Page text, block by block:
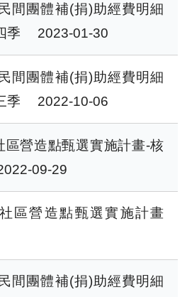
間團體補(捐)助經費明細
季
2023-01-30
間團體補(捐)助經費明細
季
2022-10-06
區營造點甄選實施計畫-核
09-29
區營造點甄選實施計畫
間團體補(捐)助經費明細